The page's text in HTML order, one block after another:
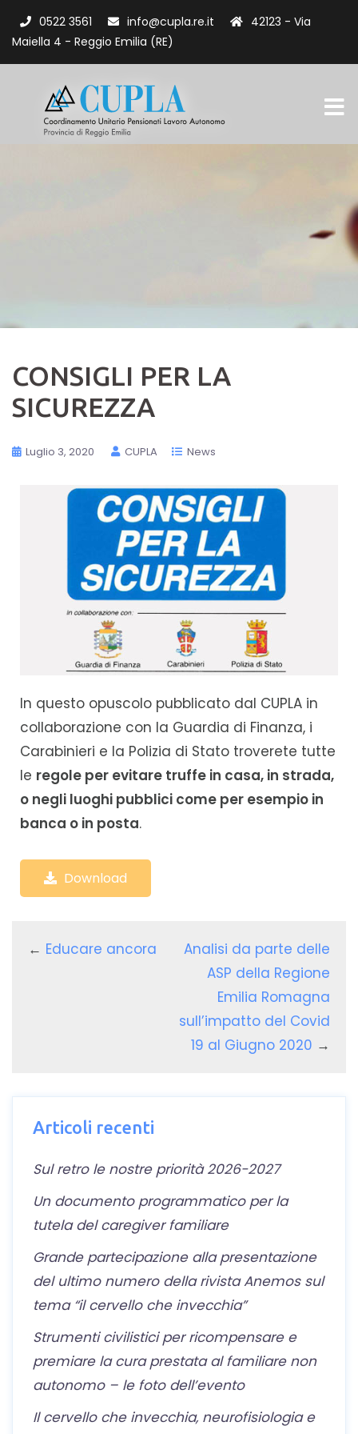
0522 3561 info@cupla.re.it
42123 - Via
Maiella 4 - Reggio Emilia (RE)
CONSIGLI PER LA
SICUREZZA
Luglio 3, 2020 CUPLA News
In questo opuscolo pubblicato dal CUPLA in
collaborazione con la Guardia di Finanza, i
Carabinieri e la Polizia di Stato troverete tutte
le regole per evitare truffe in casa, in strada,
o negli luoghi pubblici come per esempio in
banca o in posta.
Download
← Educare ancora
Analisi da parte delle
ASP della Regione
Emilia Romagna
sull’impatto del Covid
19 al Giugno 2020 →
Articoli recenti
Sul retro le nostre priorità 2026-2027
Un documento programmatico per la
tutela del caregiver familiare
Grande partecipazione alla presentazione
del ultimo numero della rivista Anemos sul
tema “il cervello che invecchia”
Strumenti civilistici per ricompensare e
premiare la cura prestata al familiare non
autonomo – le foto dell’evento
Il cervello che invecchia, neurofisiologia e